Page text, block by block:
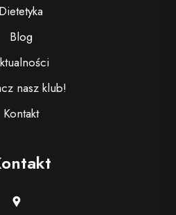
Dietetyka
Blog
nasz klub!
Kontakt